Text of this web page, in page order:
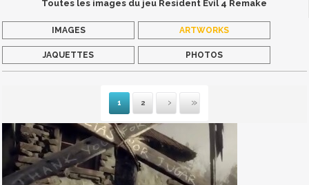
Toutes les images du jeu Resident Evil 4 Remake
IMAGES ARTWORKS
JAQUETTES PHOTOS
1 2
Suivante
Dernière